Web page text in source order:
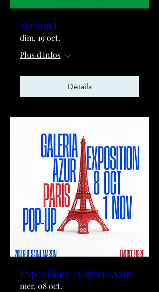
Serbotel
dim. 19 oct.
Plus d'infos
Détails
Exposition - Galerie Azur
mer. 08 oct.